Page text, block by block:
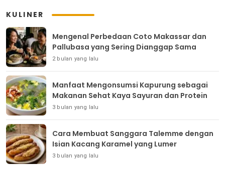
KULINER
Mengenal Perbedaan Coto Makassar dan
Pallubasa yang Sering Dianggap Sama
2 bulan yang lalu
Manfaat Mengonsumsi Kapurung sebagai
Makanan Sehat Kaya Sayuran dan Protein
3 bulan yang lalu
Cara Membuat Sanggara Talemme dengan
Isian Kacang Karamel yang Lumer
3 bulan yang lalu